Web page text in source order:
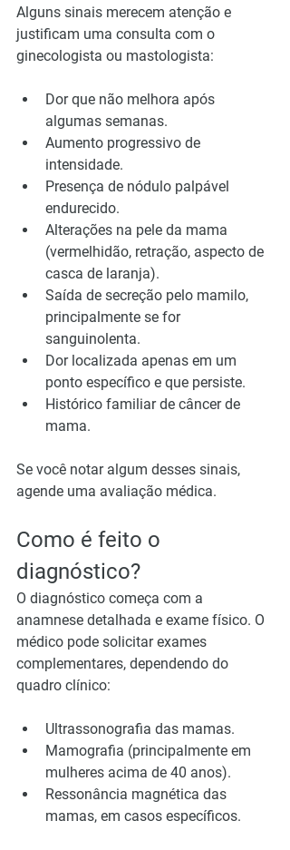
Alguns sinais merecem atenção e
justificam uma consulta com o
ginecologista ou mastologista:
Dor que não melhora após
algumas semanas.
Aumento progressivo de
intensidade.
Presença de nódulo palpável
endurecido.
Alterações na pele da mama
(vermelhidão, retração, aspecto de
casca de laranja).
Saída de secreção pelo mamilo,
principalmente se for
sanguinolenta.
Dor localizada apenas em um
ponto específico e que persiste.
Histórico familiar de câncer de
mama.
Se você notar algum desses sinais,
agende uma avaliação médica.
Como é feito o
diagnóstico?
O diagnóstico começa com a
anamnese detalhada e exame físico. O
médico pode solicitar exames
complementares, dependendo do
quadro clínico:
Ultrassonografia das mamas.
Mamografia (principalmente em
mulheres acima de 40 anos).
Ressonância magnética das
mamas, em casos específicos.